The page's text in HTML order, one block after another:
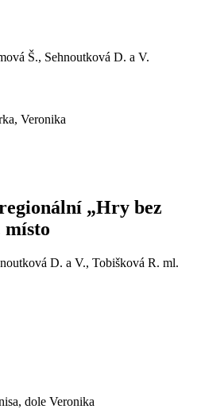
Š., Sehnoutková D. a V.
Veronika
„Hry bez
místo
D. a V., Tobišková R. ml.
dole Veronika